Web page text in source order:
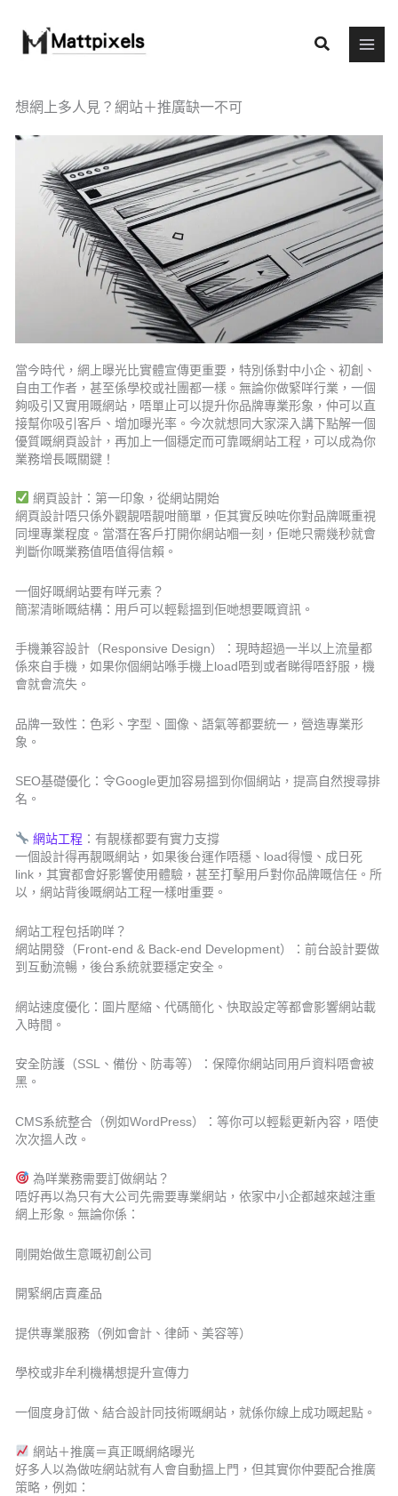
content
Search
想網上多人見？網站＋推廣缺一不可
當今時代，網上曝光比實體宣傳更重要，特別係對中小企、初創、
自由工作者，甚至係學校或社團都一樣。無論你做緊咩行業，一個
夠吸引又實用嘅網站，唔單止可以提升你品牌專業形象，仲可以直
接幫你吸引客戶、增加曝光率。今次就想同大家深入講下點解一個
優質嘅網頁設計，再加上一個穩定而可靠嘅網站工程，可以成為你
業務增長嘅關鍵！
網頁設計：第一印象，從網站開始
網頁設計唔只係外觀靚唔靚咁簡單，佢其實反映咗你對品牌嘅重視
同埋專業程度。當潛在客戶打開你網站嗰一刻，佢哋只需幾秒就會
判斷你嘅業務值唔值得信賴。
一個好嘅網站要有咩元素？
簡潔清晰嘅結構：用戶可以輕鬆搵到佢哋想要嘅資訊。
手機兼容設計（Responsive Design）：現時超過一半以上流量都
係來自手機，如果你個網站喺手機上load唔到或者睇得唔舒服，機
會就會流失。
品牌一致性：色彩、字型、圖像、語氣等都要統一，營造專業形
象。
SEO基礎優化：令Google更加容易搵到你個網站，提高自然搜尋排
名。
網站工程 ：有靚樣都要有實力支撐
一個設計得再靚嘅網站，如果後台運作唔穩、load得慢、成日死
link，其實都會好影響使用體驗，甚至打擊用戶對你品牌嘅信任。所
以，網站背後嘅網站工程一樣咁重要。
網站工程包括啲咩？
網站開發（Front-end & Back-end Development）：前台設計要做
到互動流暢，後台系統就要穩定安全。
網站速度優化：圖片壓縮、代碼簡化、快取設定等都會影響網站載
入時間。
安全防護（SSL、備份、防毒等）：保障你網站同用戶資料唔會被
黑。
CMS系統整合（例如WordPress）：等你可以輕鬆更新內容，唔使
次次搵人改。
為咩業務需要訂做網站？
唔好再以為只有大公司先需要專業網站，依家中小企都越來越注重
網上形象。無論你係：
剛開始做生意嘅初創公司
開緊網店賣產品
提供專業服務（例如會計、律師、美容等）
學校或非牟利機構想提升宣傳力
一個度身訂做、結合設計同技術嘅網站，就係你線上成功嘅起點。
網站＋推廣＝真正嘅網絡曝光
好多人以為做咗網站就有人會自動搵上門，但其實你仲要配合推廣
策略，例如：